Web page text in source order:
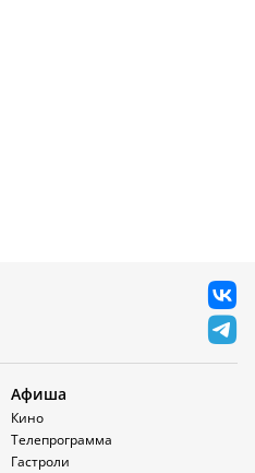
Афиша
Кино
Телепрограмма
Гастроли